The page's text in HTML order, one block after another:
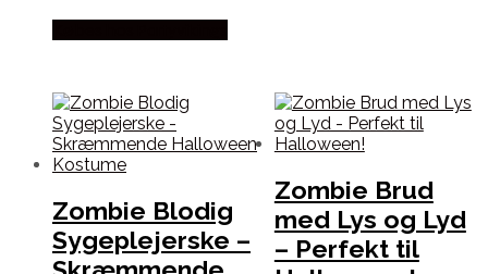
Zombie Blodig
Sygeplejerske –
Zombie Brud
med Lys og Lyd
– Perfekt til